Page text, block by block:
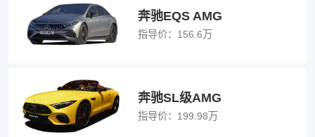
奔驰EQS AMG
指导价： 156.6万
奔驰SL级AMG
指导价： 199.98万